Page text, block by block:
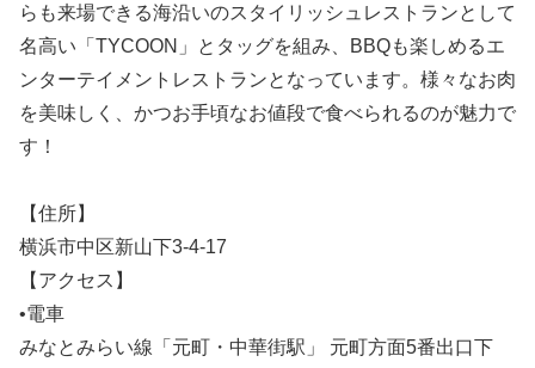
らも来場できる海沿いのスタイリッシュレストランとして
名高い「TYCOON」とタッグを組み、BBQも楽しめるエ
ンターテイメントレストランとなっています。様々なお肉
を美味しく、かつお手頃なお値段で食べられるのが魅力で
す！
【住所】
横浜市中区新山下3-4-17
【アクセス】
•電車
みなとみらい線「元町・中華街駅」 元町方面5番出口下